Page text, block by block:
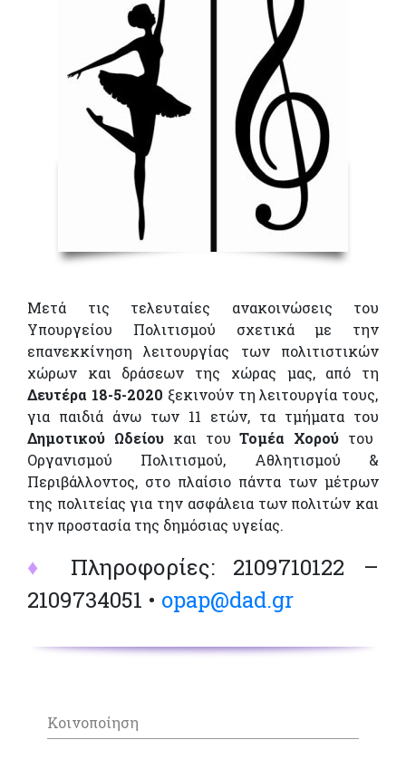
Μετά τις τελευταίες ανακοινώσεις του
Υπουργείου Πολιτισμού σχετικά με την
επανεκκίνηση λειτουργίας των πολιτιστικών
χώρων και δράσεων της χώρας μας, από τη
Δευτέρα 18-5-2020 ξεκινούν τη λειτουργία τους,
για παιδιά άνω των 11 ετών, τα τμήματα του
Δημοτικού Ωδείουκαι τουΤομέα Χορού του
Οργανισμού Πολιτισμού, Αθλητισμού &
Περιβάλλοντος, στο πλαίσιο πάντα των μέτρων
της πολιτείας για την ασφάλεια των πολιτών και
την προστασία της δημόσιας υγείας.
♦
Πληροφορίες: 2109710122 –
2109734051 • opap@dad.gr
Κοινοποίηση